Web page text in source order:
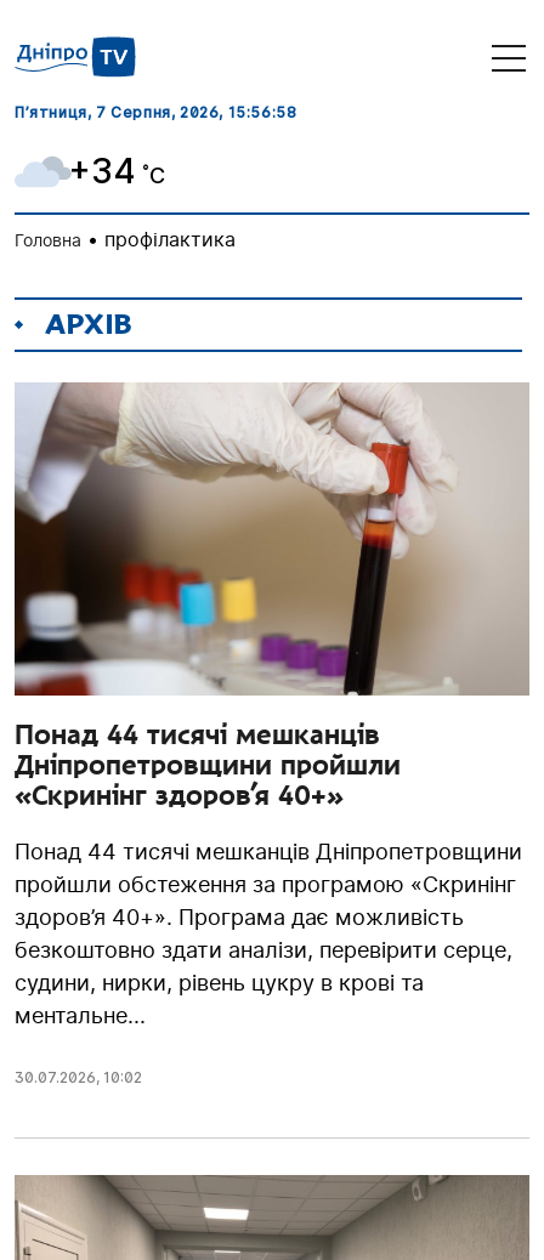
П’ятниця, 7 Серпня, 2026, 15:56:59
+34 ˚C
Головна • профілактика
АРХІВ
Понад 44 тисячі мешканців
Дніпропетровщини пройшли
«Скринінг здоров’я 40+»
Понад 44 тисячі мешканців Дніпропетровщини
пройшли обстеження за програмою «Скринінг
здоров’я 40+». Програма дає можливість
безкоштовно здати аналізи, перевірити серце,
судини, нирки, рівень цукру в крові та
ментальне...
30.07.2026, 10:02